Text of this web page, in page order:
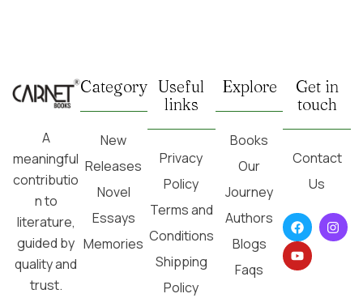
A
meaningful
contributio
n to
literature,
guided by
quality and
trust.
Category
New
Releases
Novel
Essays
Memories
Useful
links
Privacy
Policy
Terms and
Conditions
Shipping
Policy
Explore
Books
Our
Journey
Authors
Blogs
Faqs
Get in
touch
Contact
Us